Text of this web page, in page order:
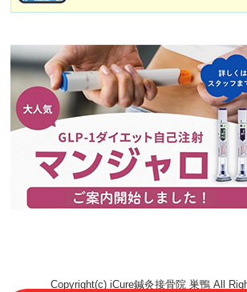
Copyright(c) iCure鍼灸接骨院 巣鴨 All